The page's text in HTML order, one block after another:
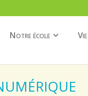
Notre école